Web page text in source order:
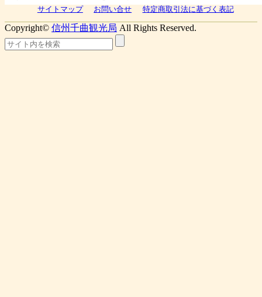
サイトマップ お問い合せ 特定商取引法に基づく表記
Copyright© 信州千曲観光局 All Rights Reserved.